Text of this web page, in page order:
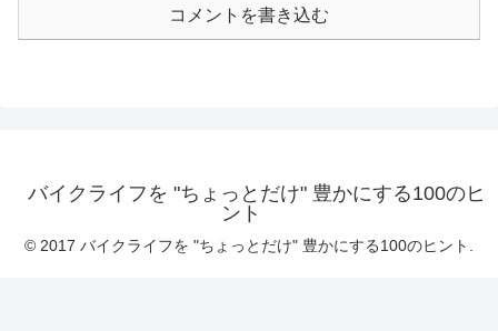
コメントを書き込む
バイクライフを "ちょっとだけ" 豊かにする100のヒ
ント
© 2017 バイクライフを "ちょっとだけ" 豊かにする100のヒント.